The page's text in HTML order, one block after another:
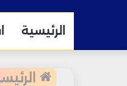
الرئيسية